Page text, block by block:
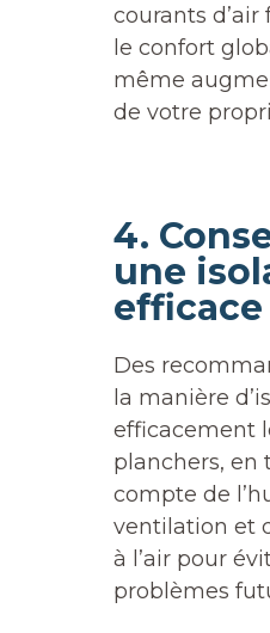
courants
le confort
même
de votre
4.
une
efficace
Des
la manière
efficacement
planchers, en
compte de
ventilation et
à l’air pour
problèmes